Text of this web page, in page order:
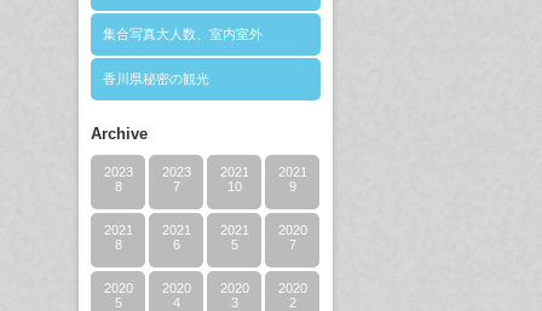
集合写真大人数、室内室外
香川県秘密の観光
Archive
2023
8
2023
7
2021
10
2021
9
2021
8
2021
6
2021
5
2020
7
2020
5
2020
4
2020
3
2020
2